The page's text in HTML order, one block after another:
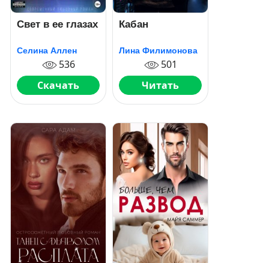
Свет в ее глазах
Селина Аллен
536
Скачать
Кабан
Лина Филимонова
501
Читать